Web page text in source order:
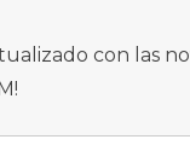
con las